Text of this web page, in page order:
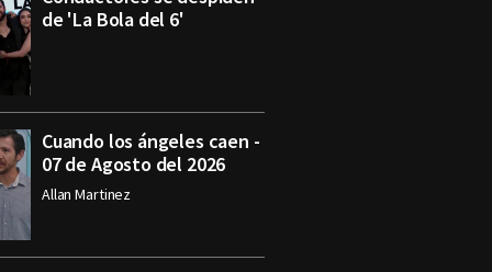
de 'La Bola del 6'
Cuando los ángeles caen -
07 de Agosto del 2026
Allan Martinez